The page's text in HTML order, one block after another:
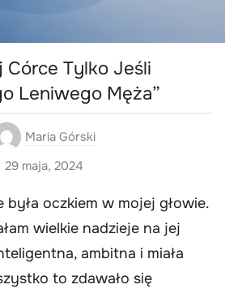
Córce Tylko Jeśli
Leniwego Męża”
Maria Górski
29 maja, 2024
była oczkiem w mojej głowie.
wielkie nadzieje na jej
ambitna i miała
to zdawało się